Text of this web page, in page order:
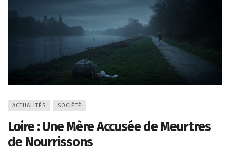
ACTUALITÉS SOCIÉTÉ
Loire : Une Mère Accusée de Meurtres
de Nourrissons